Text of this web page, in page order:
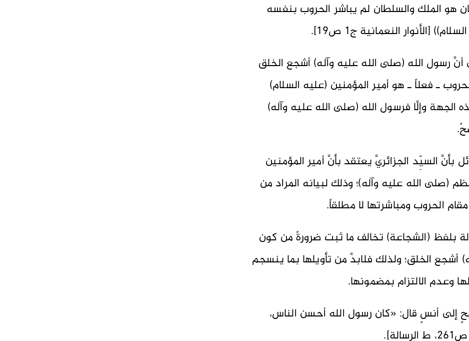
هو الملك والسلطان لم يباشر الحروب بنفسه
[الأنوار النعمانية ج1 ص١٩].
رسول الله (صلى الله عليه وآله) أشجع الخلق
ـ فعلاً ـ هو أمير المؤمنين (عليه السلام)
وإلَّا فرسول الله (صلى الله عليه وآله)
بأنَّ السيِّد الجزائريَّ يعتقد بأنَّ أمير المؤمنين
(صلى الله عليه وآله)؛ وذلك لبيانه المراد من
الحروب ومباشرتها لا مطلقاً.
بلفظ (الشجاعة) تخالف ما ثبت ضرورةً من كون
أشجع الخلق؛ ولذلك فلابدَّ من تأويلها بما ينسجم
وعدم الالتزام بمضمونها.
أنسٍ قال: «كان رسول الله أحسن الناس،